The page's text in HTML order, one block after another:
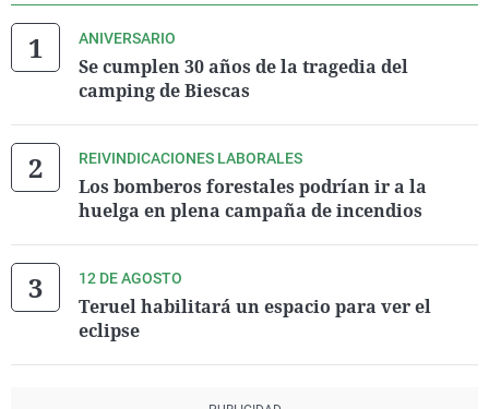
ANIVERSARIO
Se cumplen 30 años de la tragedia del
camping de Biescas
REIVINDICACIONES LABORALES
Los bomberos forestales podrían ir a la
huelga en plena campaña de incendios
12 DE AGOSTO
Teruel habilitará un espacio para ver el
eclipse